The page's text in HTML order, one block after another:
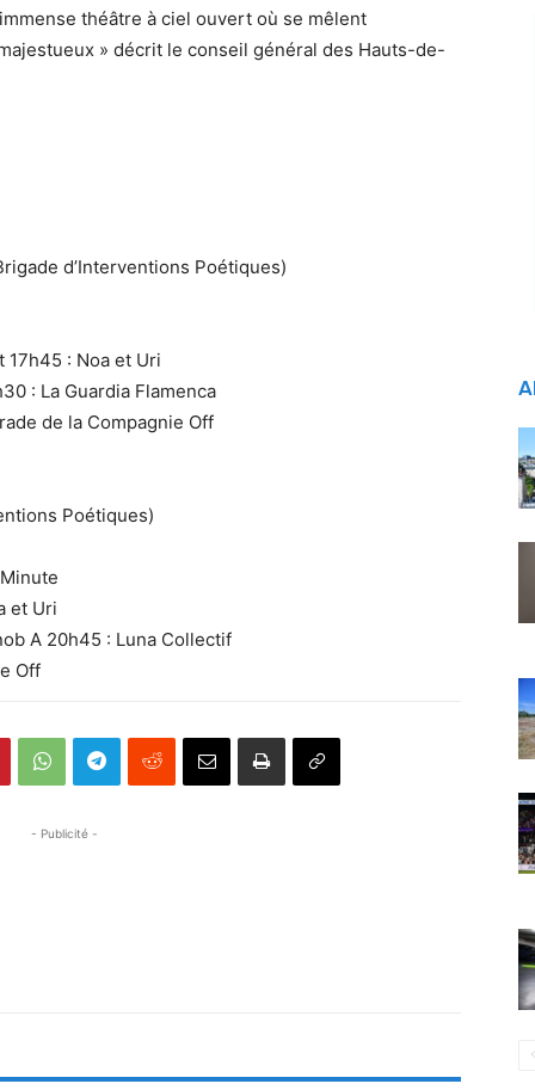
théâtre à ciel ouvert où se mêlent
» décrit le conseil général des Hauts-de-
d’Interventions Poétiques)
17h45 : Noa et Uri
: La Guardia Flamenca
de la Compagnie Off
Poétiques)
et Uri
A 20h45 : Luna Collectif
Off
- Publicité -